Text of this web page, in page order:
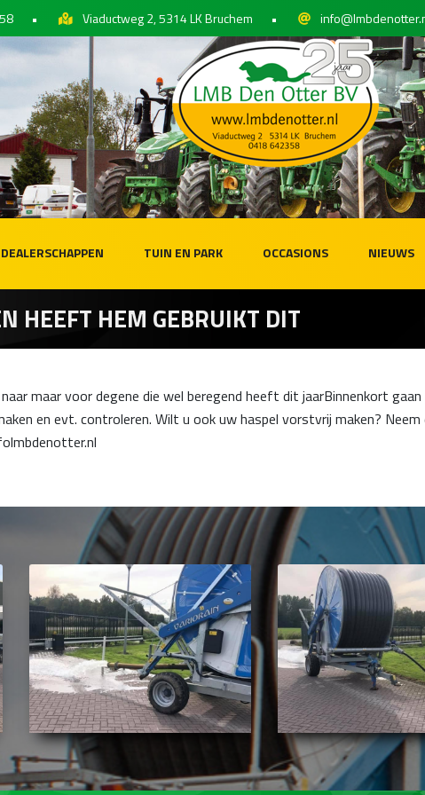
• Viaductweg 2, 5314 LK Bruchem •
DEALERSCHAPPEN TUIN EN PARK OCCASIONS NIEUWS
HEEFT HEM GEBRUIKT DIT
maar voor degene die wel beregend heeft dit jaarBinnenkort
en evt. controleren. Wilt u ook uw haspel vorstvrij maken?